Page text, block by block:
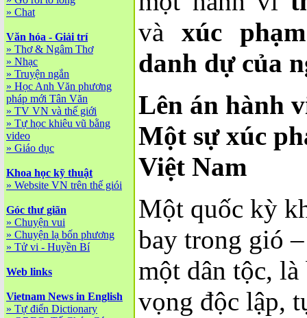
» Chat
Văn hóa - Giải trí
» Thơ & Ngâm Thơ
» Nhạc
» Truyện ngắn
» Học Anh Văn phương
pháp mới Tân Văn
» TV VN và thế giới
» Tự học khiêu vũ bằng
video
» Giáo dục
Khoa học kỹ thuật
» Website VN trên thế giói
Góc thư giãn
» Chuyện vui
» Chuyện lạ bốn phương
» Tử vi - Huyền Bí
Web links
Vietnam News in English
» Tự điển Dictionary
vàxúc
danh dự của
Lên án hành
Một sự xúc
Việt Nam
Một quốc kỳ
bay trong gió
một dân tộc,
vọng độc lập,